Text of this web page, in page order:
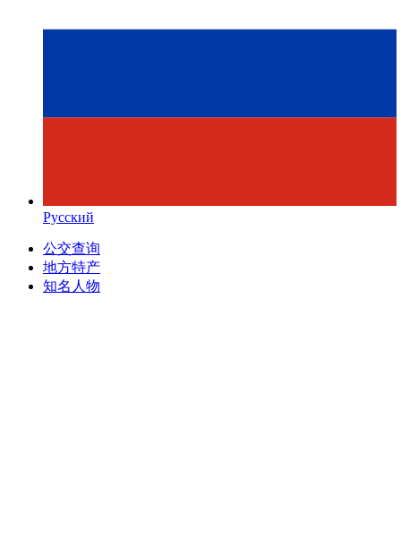
Русский
公交查询
地方特产
知名人物